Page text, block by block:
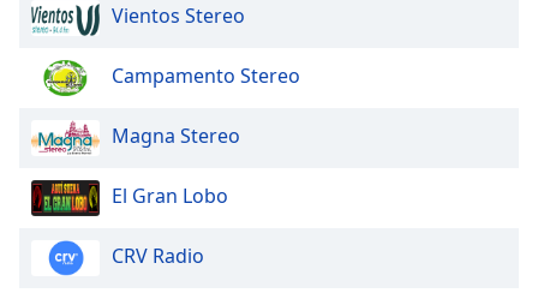
Opacity
Size
Text
Vientos Stereo
Campamento Stereo
Magna Stereo
El Gran Lobo
CRV Radio